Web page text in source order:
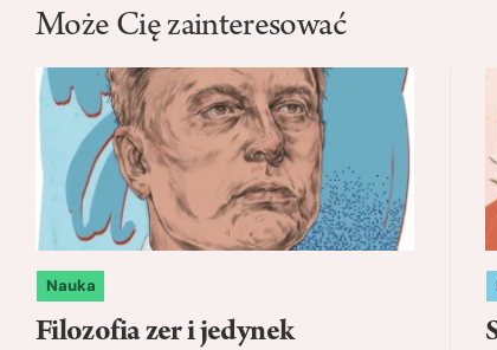
Może Cię zainteresować
Nauka
Filozofia zer i jedynek